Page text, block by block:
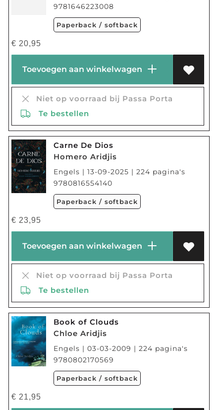
9781646223008
Paperback / softback
€ 20,95
Toevoegen aan winkelwagen
Niet op voorraad bij Passa Porta
Te bestellen
Carne De Dios
Homero Aridjis
Engels | 13-09-2025 | 224 pagina's
9780816554140
Paperback / softback
€ 23,95
Toevoegen aan winkelwagen
Niet op voorraad bij Passa Porta
Te bestellen
Book of Clouds
Chloe Aridjis
Engels | 03-03-2009 | 224 pagina's
9780802170569
Paperback / softback
€ 21,95